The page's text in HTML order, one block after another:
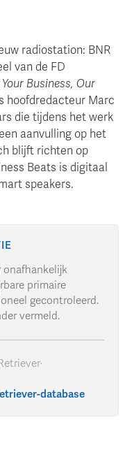
radiostation: BNR
van de FD
Your Business, Our
hoofdredacteur Marc
die tijdens het werk
aanvulling op het
blijft richten op
Beats is digitaal
speakers.
onafhankelijk
primaire
gecontroleerd.
vermeld.
·
database